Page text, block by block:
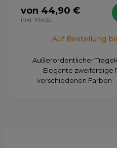
von 44,90 €
inkl. MwSt.
Auf Bestellung
Außerordentlicher
Elegante zweifarbige
verschiedenen Farben -